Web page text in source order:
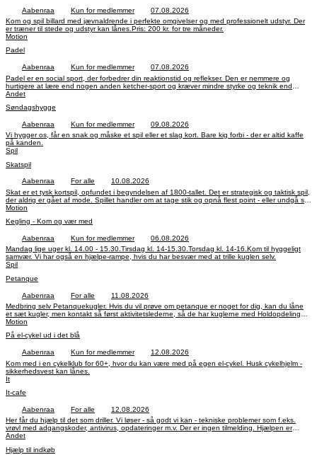
Aabenraa Kun for medlemmer
07.08.2026
Kom og spil billard med jævnaldrende i perfekte omgivelser og med professionelt udstyr. Der
er træner til stede og udstyr kan lånes.Pris: 200 kr. for tre måneder.
Motion
Padel
Aabenraa Kun for medlemmer
07.08.2026
Padel er en social sport, der forbedrer din reaktionstid og reflekser. Den er nemmere og
hurtigere at lære end nogen anden ketcher-sport og kræver mindre styrke og teknik end
f.eks. badminton, squash, tennis og mange andre sportsgrene.Booking: 38 20 21 21 senest
Andet
Søndagshygge
Aabenraa Kun for medlemmer
09.08.2026
Vi hygger os, får en snak og måske et spil eller et slag kort. Bare kig forbi - der er altid kaffe
på kanden.
Spil
Skatspil
Aabenraa For alle
10.08.2026
Skat er et tysk kortspil, opfundet i begyndelsen af 1800-tallet. Det er strategisk og taktisk spil,
der aldrig er gået af mode. Spillet handler om at tage stik og opnå flest point - eller undgå stik
i nulspil. Skat kræver både held, overblik og erfaring.
Motion
Kegling - Kom og vær med
Aabenraa Kun for medlemmer
06.08.2026
Mandag lige uger kl. 14.00 - 15.30.Tirsdag kl. 14-15.30.Torsdag kl. 14-16.Kom til hyggeligt
samvær. Vi har også en hjælpe-rampe, hvis du har besvær med at trille kuglen selv.
Spil
Petanque
Aabenraa For alle
11.08.2026
Medbring selv Petanquekugler. Hvis du vil prøve om petanque er noget for dig, kan du låne
et sæt kugler, men kontakt så først aktivitetslederne, så de har kuglerne med Holdopdeling
starter kl. 10. Sidste spilledag 29. september.
Motion
På el-cykel ud i det blå
Aabenraa Kun for medlemmer
12.08.2026
Kom med i en cykelklub for 60+, hvor du kan være med på egen el-cykel. Husk cykelhjelm -
sikkerhedsvest kan lånes.
It
It-cafe
Aabenraa For alle
12.08.2026
Her får du hjælp til det som driller. Vi løser - så godt vi kan - tekniske problemer som f.eks.
vrøvl med adgangskoder, antivirus, opdateringer m.v. Der er ingen tilmelding. Hjælpen er
gratis for alle 60+. Husk adgangskoder og evt. strømforsyning.
Andet
Hjælp til indkøb